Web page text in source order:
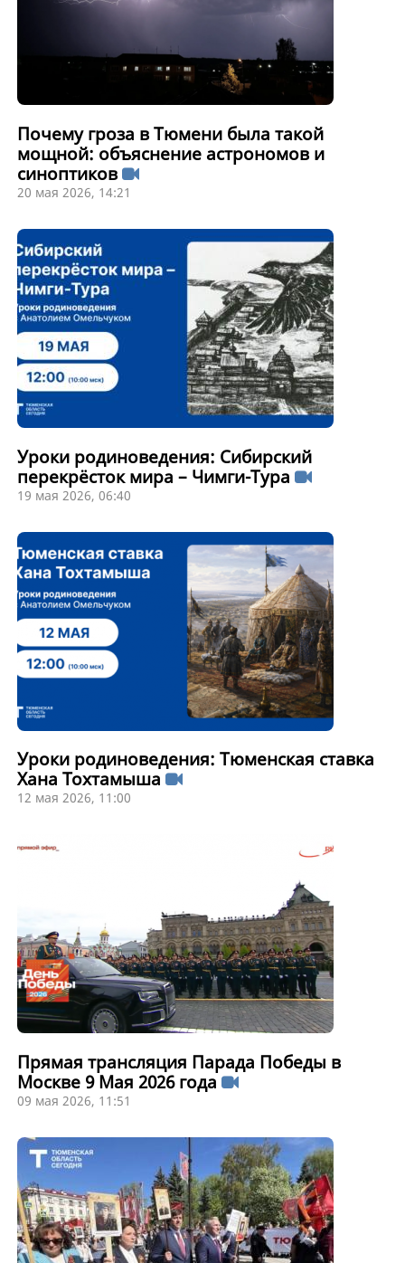
Почему гроза в Тюмени была такой
мощной: объяснение астрономов и
синоптиков
20 мая 2026, 14:21
Уроки родиноведения: Сибирский
перекрёсток мира – Чимги-Тура
19 мая 2026, 06:40
Уроки родиноведения: Тюменская ставка
Хана Тохтамыша
12 мая 2026, 11:00
Прямая трансляция Парада Победы в
Москве 9 Мая 2026 года
09 мая 2026, 11:51